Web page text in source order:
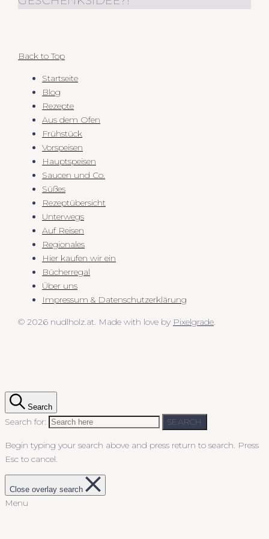
Back to Top
Startseite
Blog
Rezepte
Aus dem Ofen
Frühstück
Vorspeisen
Hauptspeisen
Saucen und Co.
Süßes
Rezeptübersicht
Unterwegs
Auf Reisen
Regionales
Hier kaufen wir ein
Bücherregal
Über uns
Impressum & Datenschutzerklärung
© 2026 nudlholz.at. Made with love by Pixelgrade.
Search
Search for: SEARCH
Begin typing your search above and press return to search. Press
Esc to cancel.
Close overlay search
Menu